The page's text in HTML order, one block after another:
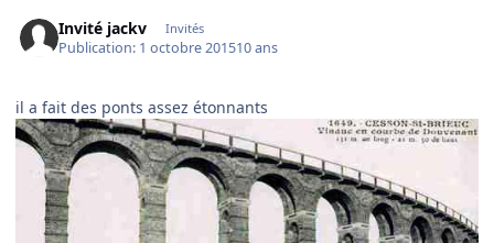
Invité jackv Invités
Publication: 1 octobre 201510 ans
il a fait des ponts assez étonnants